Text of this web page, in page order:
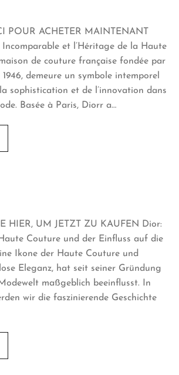
POUR ACHETER MAINTENANT
Incomparable et l’Héritage de la Haute
de couture française fondée par
demeure un symbole intemporel
sophistication et de l’innovation dans
Basée à Paris, Diorr a…
HIER, UM JETZT ZU KAUFEN Dior:
Couture und der Einfluss auf die
Ikone der Haute Couture und
Eleganz, hat seit seiner Gründung
maßgeblich beeinflusst. In
wir die faszinierende Geschichte